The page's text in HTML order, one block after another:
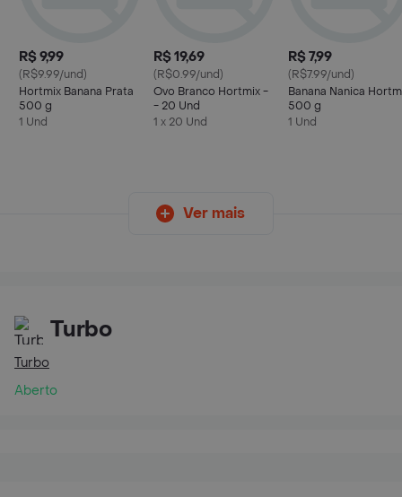
R$ 9,99
(R$9.99/und)
Hortmix Banana Prata
500 g
1 Und
R$ 19,69
(R$0.99/und)
Ovo Branco Hortmix -
- 20 Und
1 x 20 Und
R$ 7,99
(R$7.99/und)
Banana Nanica
500 g
1 Und
Ver mais
Turbo
Turbo
Aberto